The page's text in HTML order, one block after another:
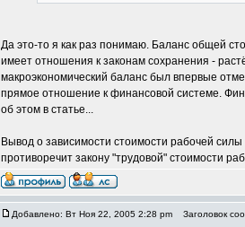
Да это-то я как раз понимаю. Баланс общей
имеет отношения к законам сохранения -
макроэкономический баланс был впервые
прямое отношение к финансовой системе.
об этом в статье...
Вывод о зависимости стоимости рабочей
противоречит закону "трудовой" стоимости
Добавлено: Вт Ноя 22, 2005 2:28 pm Заголовок